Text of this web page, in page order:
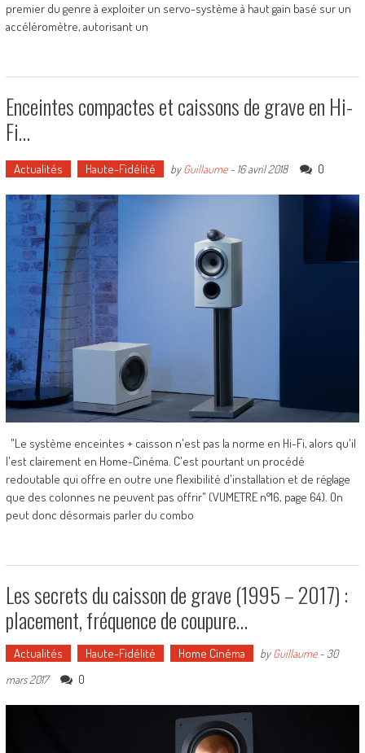
premier du genre à exploiter un servo-système à haut gain basé sur un
accéléromètre, autorisant un
Enceintes compactes et caissons de grave en Hi-
Fi…
Actualités Haute-Fidélité byGuillaume- 16 avril 2018 0
"Le système enceintes + caisson n'est pas la norme en Hi-Fi, alors qu'il
l'est clairement en Home-Cinéma. C'est pourtant un procédé
redoutable qui offre en outre une flexibilité d'installation et de réglage
que des colonnes ne peuvent pas offrir" (VUMETRE n°16, page 64). On
peut donc désormais parler du combo
Les secrets du caisson de grave (1995 – 2017) :
placement, fréquence de coupure…
Actualités Haute-Fidélité Home Cinéma byGuillaume- 30
mars 2017
0